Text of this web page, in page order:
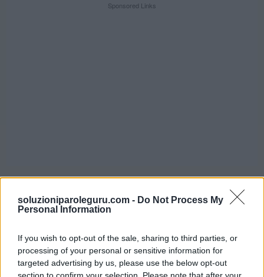
soluzioniparoleguru.com - Do Not Process My
Personal Information
If you wish to opt-out of the sale, sharing to third parties, or
processing of your personal or sensitive information for
targeted advertising by us, please use the below opt-out
Sponsored Links
Ricerca per lettere. Inserisci tutte le
Ricerca
per
Ricerca